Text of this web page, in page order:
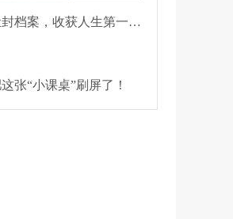
她翻遍30年前尘封档案，收获人生第一面锦旗
张“小课桌”刷屏了！